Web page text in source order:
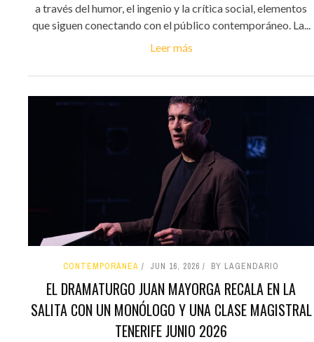
a través del humor, el ingenio y la crítica social, elementos
que siguen conectando con el público contemporáneo. La...
Leer más
CONTEMPORÁNEA JUN 16, 2026 BY LAGENDARIO
EL DRAMATURGO JUAN MAYORGA RECALA EN LA
SALITA CON UN MONÓLOGO Y UNA CLASE MAGISTRAL
TENERIFE JUNIO 2026